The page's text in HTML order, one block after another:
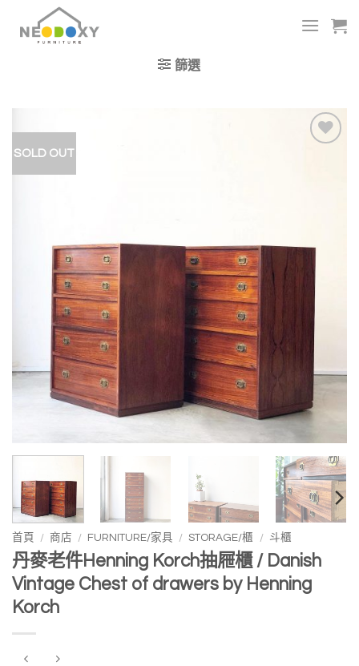
篩選
SOLD OUT
首頁 / 商店 / FURNITURE/家具 / STORAGE/櫃 / 斗櫃
丹麥老件Henning Korch抽屜櫃 / Danish
Vintage Chest of drawers by Henning
Korch